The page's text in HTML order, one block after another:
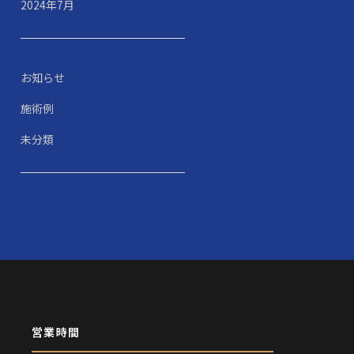
2024年7月
お知らせ
施術例
未分類
営業時間